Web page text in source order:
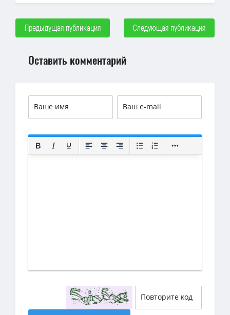
Предыдущая публикация Следующая публикация
Оставить комментарий